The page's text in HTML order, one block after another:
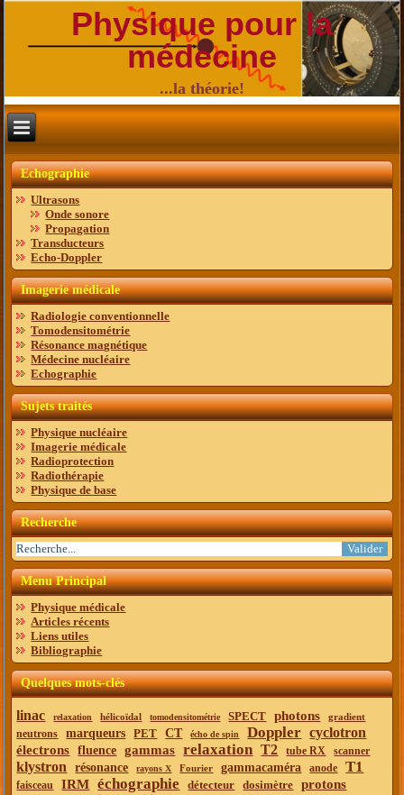
Physique pour la
médecine
...la théorie!
Echographie
Ultrasons
Onde sonore
Propagation
Transducteurs
Echo-Doppler
Imagerie médicale
Radiologie conventionnelle
Tomodensitométrie
Résonance magnétique
Médecine nucléaire
Echographie
Sujets traités
Physique nucléaire
Imagerie médicale
Radioprotection
Radiothérapie
Physique de base
Recherche
Menu Principal
Physique médicale
Articles récents
Liens utiles
Bibliographie
Quelques mots-clés
linac relaxation hélicoïdal tomodensitométrie SPECT photons gradient
neutrons marqueurs PET CT écho de spin Doppler cyclotron
électrons fluence gammas relaxation T2 tube RX scanner
klystron résonance rayons X Fourier gammacaméra anode T1
faisceau IRM échographie détecteur dosimètre protons